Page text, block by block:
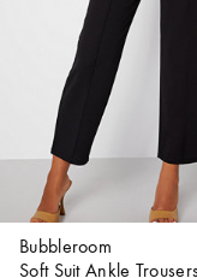
Bubbleroom
Soft Suit Ankle